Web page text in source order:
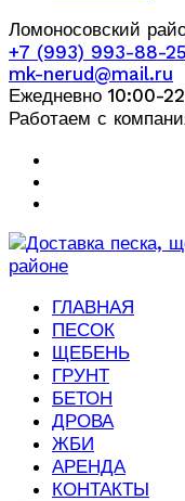
Ломоносовский
+7 (993) 993-88-25
mk-nerud@mail.ru
Ежедневно 10:00-
Работаем с
ГЛАВНАЯ
ПЕСОК
ЩЕБЕНЬ
ГРУНТ
БЕТОН
ДРОВА
ЖБИ
АРЕНДА
КОНТАКТЫ